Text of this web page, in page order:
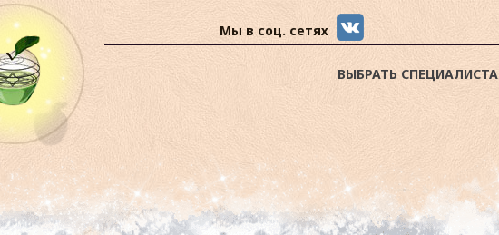
Мы в соц. сетях
ВЫБРАТЬ СПЕЦИАЛИСТА